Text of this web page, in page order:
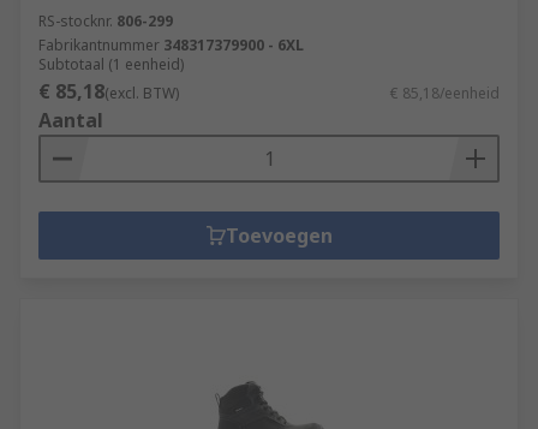
RS-stocknr. 806-299
Fabrikantnummer 348317379900 - 6XL
Subtotaal (1 eenheid)
€ 85,18(excl. BTW) € 85,18/eenheid
Aantal
Toevoegen